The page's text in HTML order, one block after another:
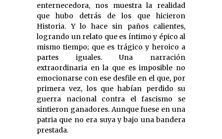
enternecedora, nos muestra la realidad
que hubo detrás de los que hicieron
Historia. Y lo hace sin paños calientes,
logrando un relato que es íntimo y épico al
mismo tiempo; que es trágico y heroico a
partes iguales. Una narración
extraordinaria en la que es imposible no
emocionarse con ese desfile en el que, por
primera vez, los que habían perdido su
guerra nacional contra el fascismo se
sintieron ganadores. Aunque fuese en una
patria que no era suya y bajo una bandera
prestada.